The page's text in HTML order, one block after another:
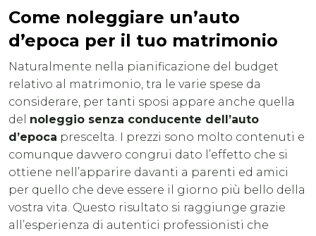
Come noleggiare un’auto
d’epoca per il tuo matrimonio
Naturalmente nella pianificazione del budget
relativo al matrimonio, tra le varie spese da
considerare, per tanti sposi appare anche quella
del noleggio senza conducente dell’auto
d’epoca prescelta. I prezzi sono molto contenuti e
comunque davvero congrui dato l’effetto che si
ottiene nell’apparire davanti a parenti ed amici
per quello che deve essere il giorno più bello della
vostra vita. Questo risultato si raggiunge grazie
all’esperienza di autentici professionisti che